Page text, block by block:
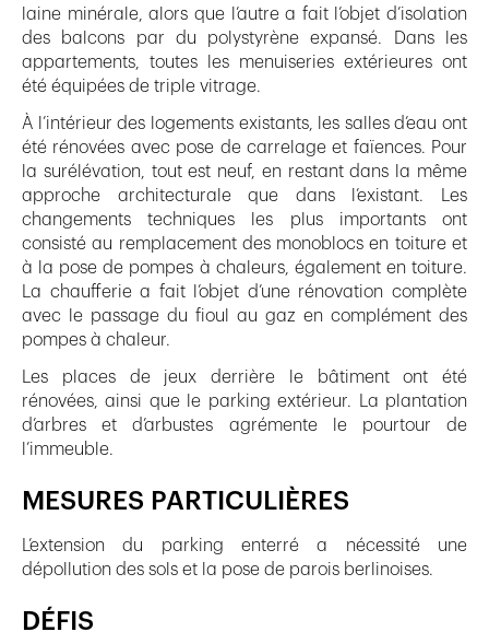
laine minérale, alors que l’autre a fait l’objet d’isolation
des balcons par du polystyrène expansé. Dans les
appartements, toutes les menuiseries extérieures ont
été équipées de triple vitrage.
À l’intérieur des logements existants, les salles d’eau ont
été rénovées avec pose de carrelage et faïences. Pour
la surélévation, tout est neuf, en restant dans la même
approche architecturale que dans l’existant. Les
changements techniques les plus importants ont
consisté au remplacement des monoblocs en toiture et
à la pose de pompes à chaleurs, également en toiture.
La chaufferie a fait l’objet d’une rénovation complète
avec le passage du fioul au gaz en complément des
pompes à chaleur.
Les places de jeux derrière le bâtiment ont été
rénovées, ainsi que le parking extérieur. La plantation
d’arbres et d’arbustes agrémente le pourtour de
l’immeuble.
MESURES PARTICULIÈRES
L’extension du parking enterré a nécessité une
dépollution des sols et la pose de parois berlinoises.
DÉFIS